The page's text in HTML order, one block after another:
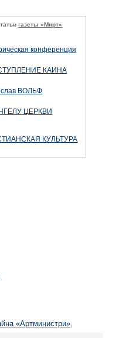
газеты «Мирт»
конференция
КАИНА
ВОЛЬФ
ЦЕРКВИ
КУЛЬТУРА
«Артминистри»,